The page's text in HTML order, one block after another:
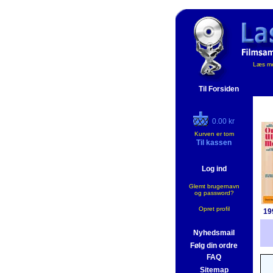
Til Forsiden
Læs
0.00 kr
Kurven er tom
Til kassen
Log ind
Glemt brugernavn
og password?
Opret profil
Nyhedsmail
Følg din ordre
FAQ
Sitemap